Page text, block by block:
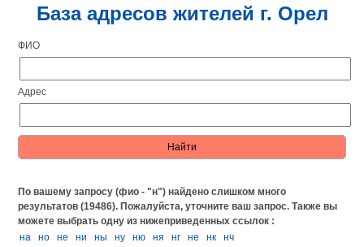
База адресов жителей г. Орел
ФИО
Адрес
По вашему запросу (фио - "н") найдено слишком много
результатов (19486). Пожалуйста, уточните ваш запрос.Также вы
можете выбрать одну из нижеприведенных ссылок :
на
но не ни ны ну ню ня нг нe нк нч